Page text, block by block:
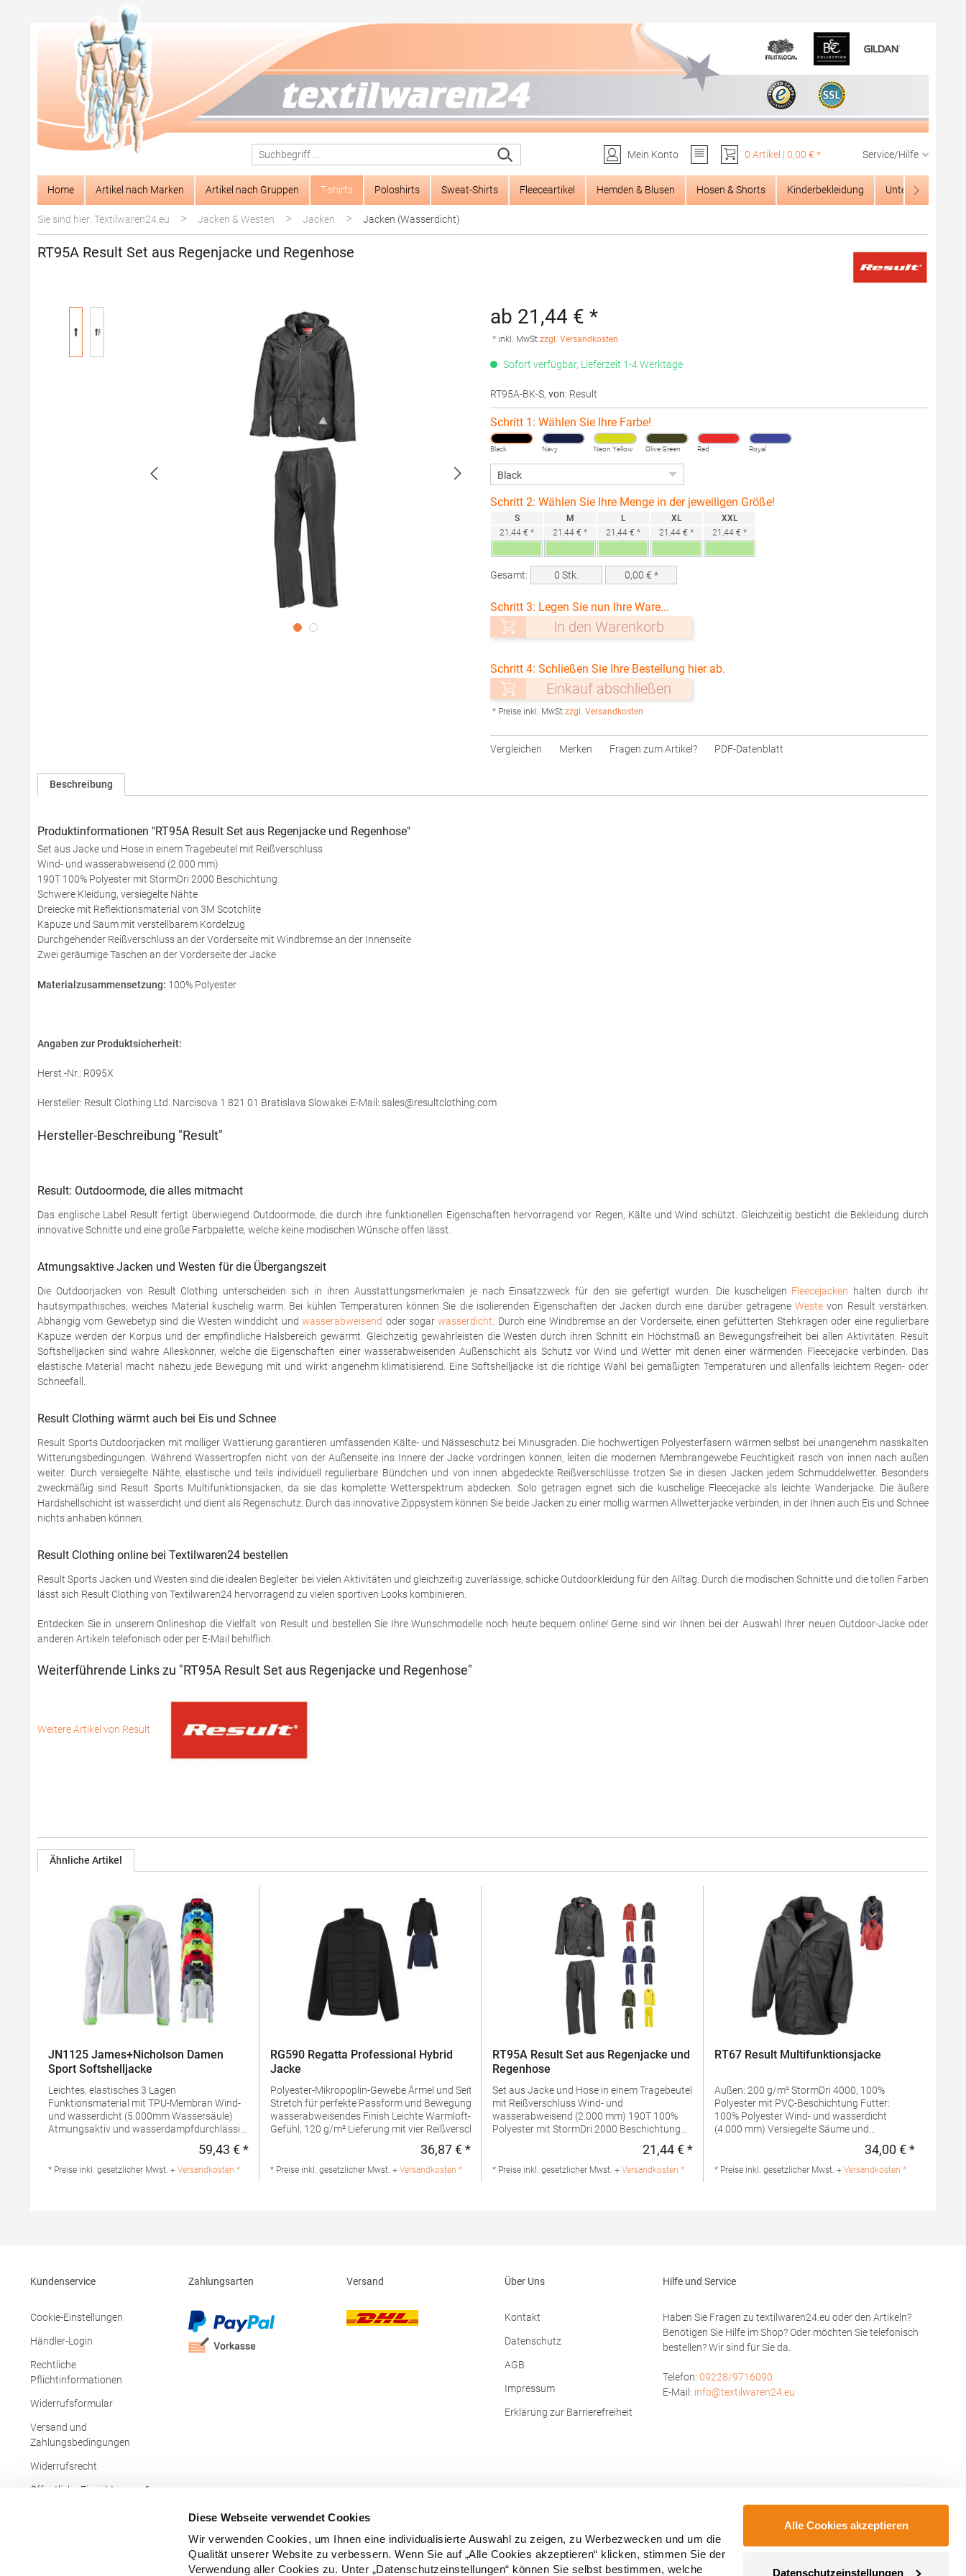
Diese Webseite verwendet Cookies
Wir verwenden Cookies, um Ihnen eine individualisierte Auswahl zu zeigen, zu Werbezwecken und um die
Qualität unserer Website zu verbessern. Wenn Sie auf „Alle Cookies akzeptieren“ klicken, stimmen Sie der
Verwendung aller Cookies zu. Unter „Datenschutzeinstellungen“ können Sie selbst bestimmen, welche
Alle Cookies akzeptieren
Datenschutzeinstellungen
Zur Hauptnavigation springen
Mein Konto
0 Artikel | 0,00 € * Service/Hilfe
Home Artikel nach Marken Artikel nach Gruppen T-shirts Poloshirts Sweat-Shirts Fleeceartikel Hemden & Blusen Hosen & Shorts Kinderbekleidung Unterwäsche
Sie sind hier: Textilwaren24.eu > Jacken & Westen > Jacken > Jacken (Wasserdicht)
RT95A Result Set aus Regenjacke und Regenhose
ab 21,44 € *
* inkl. MwSt.zzgl. Versandkosten
Sofort verfügbar, Lieferzeit 1-4 Werktage
RT95A-BK-S, von: Result
Schritt 1: Wählen Sie Ihre Farbe!
Black Navy Neon Yellow Olive Green Red Royal
Schritt 2: Wählen Sie Ihre Menge in der jeweiligen Größe!
S
21,44 € *
M
21,44 € *
L
21,44 € *
XL
21,44 € *
XXL
21,44 € *
Gesamt: 0 Stk. 0,00 € *
Schritt 3: Legen Sie nun Ihre Ware...
In den Warenkorb
Schritt 4: Schließen Sie Ihre Bestellung hier ab.
Einkauf abschließen
* Preise inkl. MwSt.zzgl. Versandkosten
Vergleichen Merken Fragen zum Artikel? PDF-Datenblatt
Beschreibung
Produktinformationen "RT95A Result Set aus Regenjacke und Regenhose"
Set aus Jacke und Hose in einem Tragebeutel mit Reißverschluss
Wind- und wasserabweisend (2.000 mm)
190T 100% Polyester mit StormDri 2000 Beschichtung
Schwere Kleidung, versiegelte Nähte
Dreiecke mit Reflektionsmaterial von 3M Scotchlite
Kapuze und Saum mit verstellbarem Kordelzug
Durchgehender Reißverschluss an der Vorderseite mit Windbremse an der Innenseite
Zwei geräumige Taschen an der Vorderseite der Jacke
Materialzusammensetzung: 100% Polyester
Angaben zur Produktsicherheit:
Herst.-Nr.: R095X
Hersteller: Result Clothing Ltd. Narcisova 1 821 01 Bratislava Slowakei E-Mail: sales@resultclothing.com
Hersteller-Beschreibung "Result"
Result: Outdoormode, die alles mitmacht
Das englische Label Result fertigt überwiegend Outdoormode, die durch ihre funktionellen Eigenschaften hervorragend vor Regen, Kälte und Wind schützt. Gleichzeitig besticht die Bekleidung durch
innovative Schnitte und eine große Farbpalette, welche keine modischen Wünsche offen lässt.
Atmungsaktive Jacken und Westen für die Übergangszeit
Die Outdoorjacken von Result Clothing unterscheiden sich in ihren Ausstattungsmerkmalen je nach Einsatzzweck für den sie gefertigt wurden. Die kuscheligen Fleecejacken halten durch ihr
hautsympathisches, weiches Material kuschelig warm. Bei kühlen Temperaturen können Sie die isolierenden Eigenschaften der Jacken durch eine darüber getrageneWeste von Result verstärken.
Abhängig vom Gewebetyp sind die Westen winddicht undwasserabweisend oder sogarwasserdicht . Durch eine Windbremse an der Vorderseite, einen gefütterten Stehkragen oder eine regulierbare
Kapuze werden der Korpus und der empfindliche Halsbereich gewärmt. Gleichzeitig gewährleisten die Westen durch ihren Schnitt ein Höchstmaß an Bewegungsfreiheit bei allen Aktivitäten. Result
Softshelljacken sind wahre Alleskönner, welche die Eigenschaften einer wasserabweisenden Außenschicht als Schutz vor Wind und Wetter mit denen einer wärmenden Fleecejacke verbinden. Das
elastische Material macht nahezu jede Bewegung mit und wirkt angenehm klimatisierend. Eine Softshelljacke ist die richtige Wahl bei gemäßigten Temperaturen und allenfalls leichtem Regen- oder
Schneefall.
Result Clothing wärmt auch bei Eis und Schnee
Result Sports Outdoorjacken mit molliger Wattierung garantieren umfassenden Kälte- und Nässeschutz bei Minusgraden. Die hochwertigen Polyesterfasern wärmen selbst bei unangenehm nasskalten
Witterungsbedingungen. Während Wassertropfen nicht von der Außenseite ins Innere der Jacke vordringen können, leiten die modernen Membrangewebe Feuchtigkeit rasch von innen nach außen
weiter. Durch versiegelte Nähte, elastische und teils individuell regulierbare Bündchen und von innen abgedeckte Reißverschlüsse trotzen Sie in diesen Jacken jedem Schmuddelwetter. Besonders
zweckmäßig sind Result Sports Multifunktionsjacken, da sie das komplette Wetterspektrum abdecken. Solo getragen eignet sich die kuschelige Fleecejacke als leichte Wanderjacke. Die äußere
Hardshellschicht ist wasserdicht und dient als Regenschutz. Durch das innovative Zippsystem können Sie beide Jacken zu einer mollig warmen Allwetterjacke verbinden, in der Ihnen auch Eis und Schnee
nichts anhaben können.
Result Clothing online bei Textilwaren24 bestellen
Result Sports Jacken und Westen sind die idealen Begleiter bei vielen Aktivitäten und gleichzeitig zuverlässige, schicke Outdoorkleidung für den Alltag. Durch die modischen Schnitte und die tollen Farben
lässt sich Result Clothing von Textilwaren24 hervorragend zu vielen sportiven Looks kombinieren.
Entdecken Sie in unserem Onlineshop die Vielfalt von Result und bestellen Sie Ihre Wunschmodelle noch heute bequem online! Gerne sind wir Ihnen bei der Auswahl Ihrer neuen Outdoor-Jacke oder
anderen Artikeln telefonisch oder per E-Mail behilflich.
Weiterführende Links zu "RT95A Result Set aus Regenjacke und Regenhose"
Weitere Artikel von Result
Ähnliche Artikel
JN1125 James+Nicholson Damen
Sport Softshelljacke
Leichtes, elastisches 3 Lagen
Funktionsmaterial mit TPU-Membran Wind-
und wasserdicht (5.000mm Wassersäule)
Atmungsaktiv und wasserdampfdurchlässig
Durchgehend hinterlegter, reflektierender
Frontreißverschluss mit Kinnschutz 2
Produktsicherheit: Herst.-Nr.:
dem Weißen Stein 25-31 72461 Albstadt
Deutschland E-Mail: info@daiber.de
Regulärer Preis:
59,43 € *
* Preise inkl. gesetzlicher Mwst. + Versandkosten *
RG590 Regatta Professional Hybrid
Jacke
Polyester-Mikropoplin-Gewebe Ärmel und Seiteneinsätze aus Extol-
Stretch für perfekte Passform und Bewegungsfreiheit Dauerhaft
wasserabweisendes Finish Leichte Warmloft-Isolierung mit Daunen-
Gefühl, 120 g/m² Lieferung mit vier Reißverschluss-Schiebern in
Produktsicherheit: Herstellernummer:RG590REGATTA Polska sp
2.0.0, UI Czestochowska 5, 32085 Modlnica,
Polandgermansalesadmin@regatta.comMaterialzusammensetzung:
Regulärer Preis:
36,87 € *
* Preise inkl. gesetzlicher Mwst. + Versandkosten *
RT95A Result Set aus Regenjacke und
Regenhose
Set aus Jacke und Hose in einem Tragebeutel
mit Reißverschluss Wind- und
wasserabweisend (2.000 mm) 190T 100%
Polyester mit StormDri 2000 Beschichtung
mit Reflektionsmaterial von 3M Scotchlite
Kapuze und Saum mit verstellbarem
Narcisova 1 821 01 Bratislava Slowakei E-
Regulärer Preis:
21,44 € *
* Preise inkl. gesetzlicher Mwst. + Versandkosten *
RT67 Result Multifunktionsjacke
Außen: 200 g/m² StormDri 4000, 100%
Polyester mit PVC-Beschichtung Futter:
100% Polyester Wind- und wasserdicht
(4.000 mm) Versiegelte Säume und
Netzfutter Durchgehender Reißverschluss an
Narcisova 1 821 01 Bratislava Slowakei E-
Regulärer
34,00 € *
* Preise inkl. gesetzlicher Mwst. + Versandkosten *
Kundenservice
Cookie-Einstellungen
Händler-Login
Rechtliche
Pflichtinformationen
Widerrufsformular
Versand und
Zahlungsbedingungen
Widerrufsrecht
Öffentliche Einrichtungen &
Zahlungsarten Versand Über Uns
Kontakt
Datenschutz
AGB
Impressum
Erklärung zur Barrierefreiheit
Hilfe und Service
Haben Sie Fragen zu textilwaren24.eu oder den Artikeln?
Benötigen Sie Hilfe im Shop? Oder möchten Sie telefonisch
bestellen? Wir sind für Sie da.
Telefon: 09228/9716090
E-Mail: info@textilwaren24.eu